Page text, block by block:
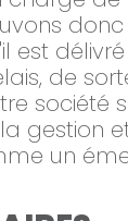
est
de
société
gestion
un